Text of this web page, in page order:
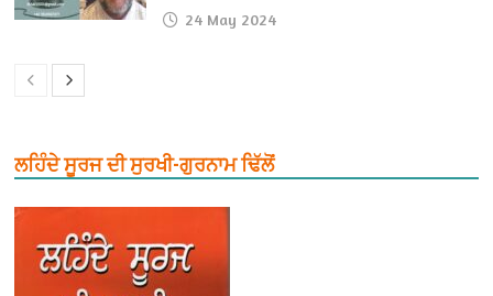
24 May 2024
ਲਹਿੰਦੇ ਸੂਰਜ ਦੀ ਸੁਰਖੀ-ਗੁਰਨਾਮ ਢਿੱਲੋਂ